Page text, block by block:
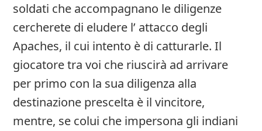
soldati che accompagnano le diligenze
cercherete di eludere l’ attacco degli
Apaches, il cui intento è di catturarle. Il
giocatore tra voi che riuscirà ad arrivare
per primo con la sua diligenza alla
destinazione prescelta è il vincitore,
mentre, se colui che impersona gli indiani